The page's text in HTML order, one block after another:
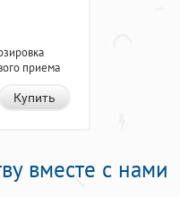
приема
Купить
вместе с нами